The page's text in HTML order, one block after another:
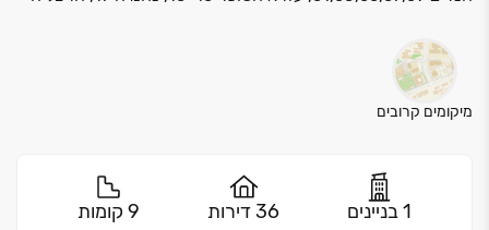
מיקומים קרובים
1 בניינים 36 דירות 9 קומות